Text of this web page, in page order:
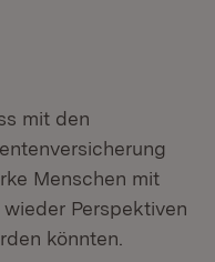
mit den
Menschen mit
Perspektiven
könnten.